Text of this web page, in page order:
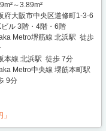
～3.89m²
府大阪市中央区道修町1-3-6
ビル 3階・4階・6階
Metro堺筋線 北浜駅 徒歩
本線 北浜駅 徒歩 7分
Metro中央線 堺筋本町駅
9分